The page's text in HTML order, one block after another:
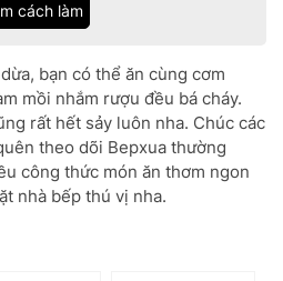
cách làm
bạn có thể ăn cùng cơm
mồi nhắm rượu đều bá cháy.
rất hết sảy luôn nha. Chúc các
theo dõi Bepxua thường
công thức món ăn thơm ngon
nhà bếp thú vị nha.